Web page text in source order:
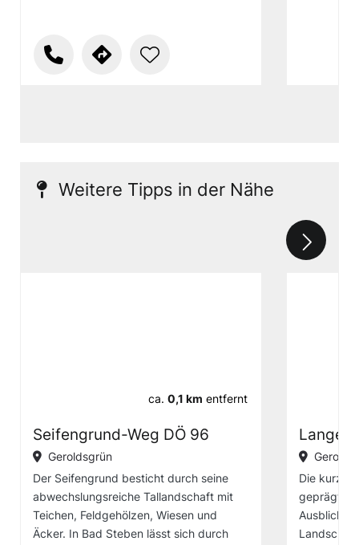
Weitere Tipps in der Nähe
ca. 0,1 km entfernt
Seifengrund-Weg DÖ 96
Geroldsgrün
Der Seifengrund besticht durch seine
abwechslungsreiche Tallandschaft mit
Teichen, Feldgehölzen, Wiesen und
Äcker. In Bad Steben lässt sich durch
Die
geprägt